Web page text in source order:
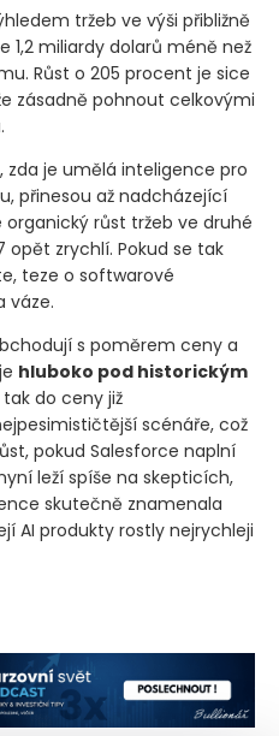
tržeb ve výši přibližně
1,2 miliardy dolarů méně než
Růst o 205 procent je sice
zásadně pohnout celkovými
zda je umělá inteligence pro
přinesou až nadcházející
růst tržeb ve druhé
opět zrychlí. Pokud se tak
teze o softwarové
váze.
s poměrem ceny a
hluboko pod historickým
do ceny již
scénáře, což
pokud Salesforce naplní
leží spíše na skepticích,
skutečně znamenala
AI produkty rostly nejrychleji
propadly poblíž ročního